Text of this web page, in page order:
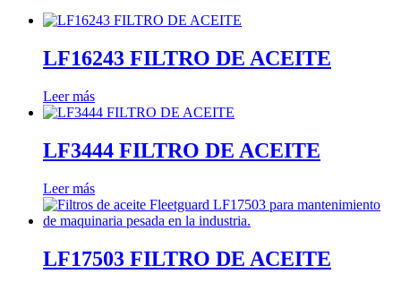
LF16243 FILTRO DE ACEITE
Leer más
LF3444 FILTRO DE ACEITE
Leer más
LF17503 FILTRO DE ACEITE